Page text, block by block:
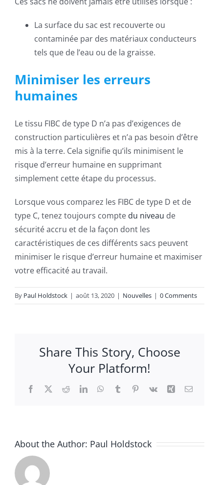
La surface du sac est recouverte ou
contaminée par des matériaux conducteurs
tels que de l’eau ou de la graisse.
Minimiser les erreurs
humaines
Le tissu FIBC de type D n’a pas d’exigences de
construction particulières et n’a pas besoin d’être
mis à la terre. Cela signifie qu’ils minimisent le
risque d’erreur humaine en supprimant
simplement cette étape du processus.
Lorsque vous comparez les FIBC de type D et de
type C, tenez toujours compte du niveau de
sécurité accru et de la façon dont les
caractéristiques de ces différents sacs peuvent
minimiser le risque d’erreur humaine et maximiser
votre efficacité au travail.
By Paul Holdstock | août 13, 2020 | Nouvelles | 0 Comments
Share This Story, Choose
Your Platform!
Facebook
X RedditLinkedInWhatsApp
TumblrPinterest
Vk Xing Email
About the Author: Paul Holdstock